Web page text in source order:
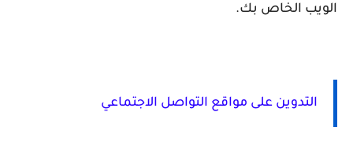
الويب الخاص بك.
التدوين على مواقع التواصل الاجتماعي